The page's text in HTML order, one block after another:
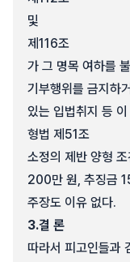
및
제116조
가 그 명목 여하를
기부행위를 금지하
있는 입법취지 등
형법 제51조
소정의 제반 양형
200만 원, 추징금
주장도 이유 없다.
3.결 론
따라서 피고인들과